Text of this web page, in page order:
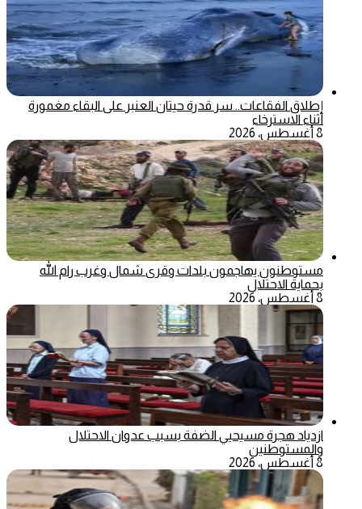
إطلاق الفقاعات.. سر قدرة حيتان العنبر على البقاء مغمورة
أثناء الاسترخاء
8 أغسطس، 2026
مستوطنون يهاجمون بلدات وقرى شمال وغرب رام الله
بحماية الاحتلال
8 أغسطس، 2026
ازدياد هجرة مسيحيي الضفة بسبب عدوان الاحتلال
والمستوطنين
8 أغسطس، 2026